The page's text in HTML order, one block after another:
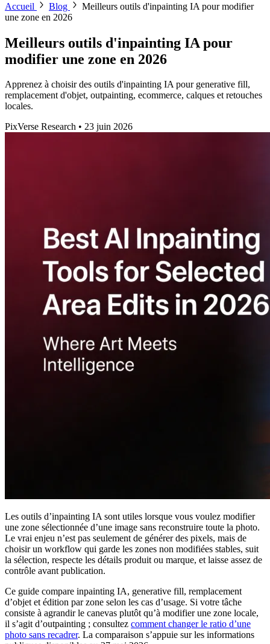
Accueil Blog
Meilleurs outils d'inpainting IA pour modifier
une zone en 2026
Meilleurs outils d'inpainting IA pour
modifier une zone en 2026
Apprenez à choisir des outils d'inpainting IA pour generative fill,
remplacement d'objet, outpainting, ecommerce, calques et retouches
locales.
PixVerse Research • 23 juin 2026
Les outils d’inpainting IA sont utiles lorsque vous voulez modifier
une zone sélectionnée d’une image sans reconstruire toute la photo.
Le vrai enjeu n’est pas seulement de générer des pixels, mais de
choisir un workflow qui garde les zones non modifiées stables, suit
la sélection, respecte les détails produit ou marque, et laisse assez de
contrôle avant publication.
Ce guide compare inpainting IA, generative fill, remplacement
d’objet et édition par zone selon les cas d’usage. Si votre tâche
consiste à agrandir le canevas plutôt qu’à modifier une zone locale,
il s’agit d’outpainting ; consultez comment changer le ratio d’une
photo sans recadrer. La comparaison s’appuie sur les informations